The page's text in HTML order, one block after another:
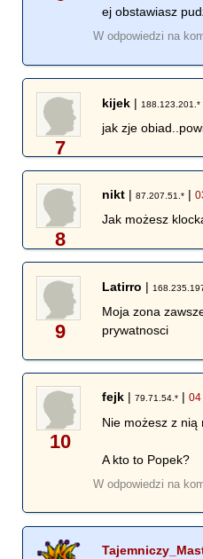
ej obstawiasz
W odpowiedzi na
7
kijek | 188.123.201.*
jak zje
8
nikt |87.207.51.* |
Jak możesz
9
Latirro |
Moja zona
prywatnosci
10
fejk |79.71.54.* |
Nie możesz z nią
A kto to Popek?
W odpowiedzi na